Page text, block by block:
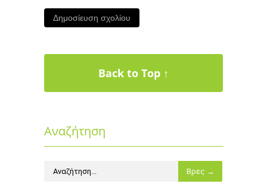
Back to Top ↑
Αναζήτηση